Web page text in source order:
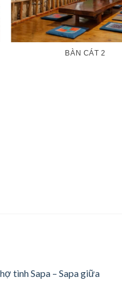
BÀN CÁT 2
tình Sapa – Sapa giữa